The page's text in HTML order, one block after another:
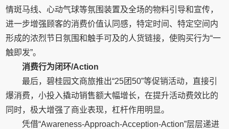
情斑马线、心动气球等氛围装置及全场的物料引导和宣传，
进一步增强顾客的消费价值认同感，特定时间、特定空间内
形成的浓烈节日氛围和触手可及的人货链接，使购买行为“一
触即发”。
消费行为闭环/Action
最后，碧桂园文商旅推出“25团50”等促销活动，直接引
爆消费，小投入撬动销售额大幅增长，在提升活动费效比的
同时，极大增强了商业表现，杠杆作用明显。
凭借“Awareness-Approach-Acception-Action”层层递进